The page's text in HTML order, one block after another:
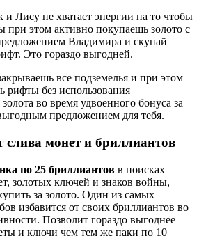
и Лису не хватает энергии на то чтобы
при этом активно покупаешь золото с
Владимира и скупай
Это гораздо выгодней.
все подземелья и при этом
рифты без использования
во время удвоенного бонуса за
предложением для тебя.
слива монет и бриллиантов
по 25 бриллиантов в поисках
золотых ключей и знаков войны,
за золото. Один из самых
избавится от своих бриллиантов во
Позволит гораздо выгоднее
и ключи чем тем же паки по 10